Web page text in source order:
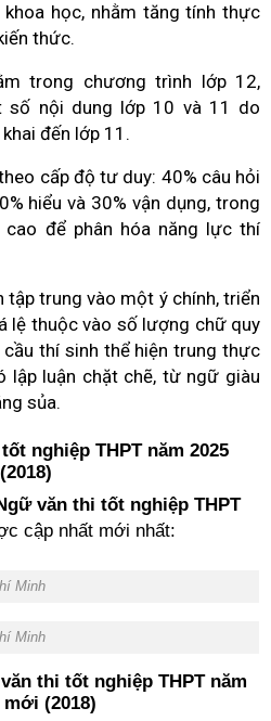
học, nhằm tăng tính thực
thức.
trong chương trình lớp 12,
số nội dung lớp 10 và 11 do
đến lớp 11.
cấp độ tư duy: 40% câu hỏi
hiểu và 30% vận dụng, trong
để phân hóa năng lực thí
tập trung vào một ý chính, triển
lệ thuộc vào số lượng chữ quy
cầu thí sinh thể hiện trung thực
lập luận chặt chẽ, từ ngữ giàu
sủa.
nghiệp THPT năm 2025
văn thi tốt nghiệp THPT
cập nhất mới nhất:
Minh
Minh
thi tốt nghiệp THPT năm
(2018)